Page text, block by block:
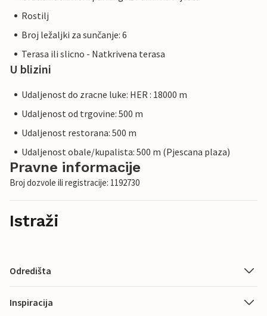
Rostilj
Broj ležaljki za sunčanje: 6
Terasa ili slicno - Natkrivena terasa
U blizini
Udaljenost do zracne luke: HER : 18000 m
Udaljenost od trgovine: 500 m
Udaljenost restorana: 500 m
Udaljenost obale/kupalista: 500 m (Pjescana plaza)
Pravne informacije
Broj dozvole ili registracije: 1192730
Istraži
Odredišta
Inspiracija